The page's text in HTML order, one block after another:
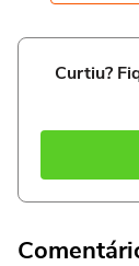
Curtiu?